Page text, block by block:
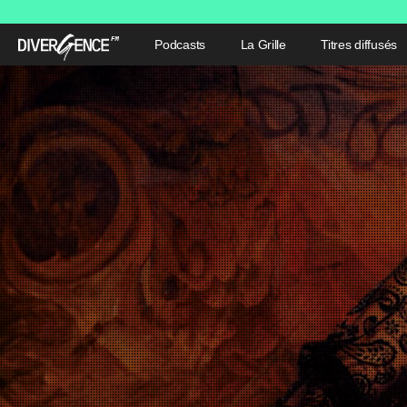
Podcasts La Grille Titres diffusés